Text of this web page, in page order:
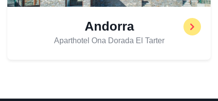
Andorra
Aparthotel Ona Dorada El Tarter